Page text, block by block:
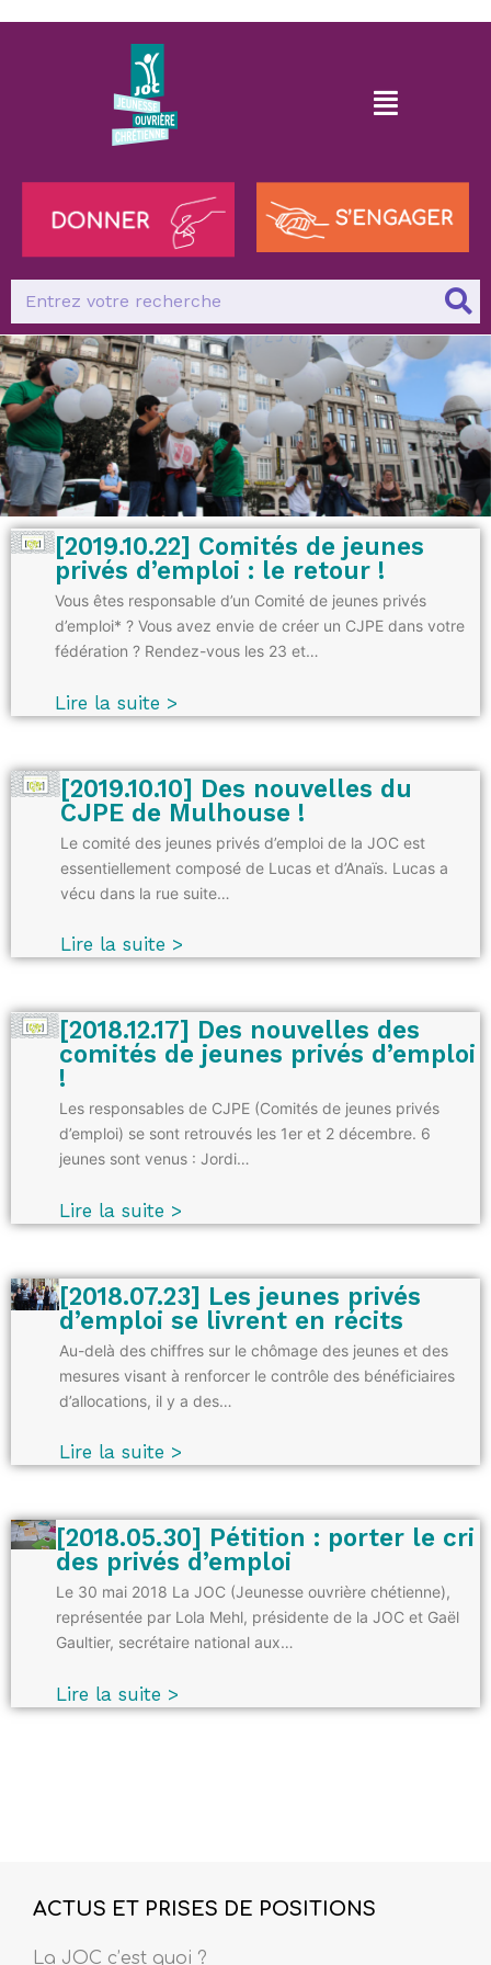
[2019.10.22] Comités de jeunes
privés d’emploi : le retour !
Vous êtes responsable d’un Comité de jeunes privés
d’emploi* ? Vous avez envie de créer un CJPE dans votre
fédération ? Rendez-vous les 23 et…
Lire la suite >
[2019.10.10] Des nouvelles du
CJPE de Mulhouse !
Le comité des jeunes privés d’emploi de la JOC est
essentiellement composé de Lucas et d’Anaïs. Lucas a
vécu dans la rue suite…
Lire la suite >
[2018.12.17] Des nouvelles des
comités de jeunes privés d’emploi
!
Les responsables de CJPE (Comités de jeunes privés
d’emploi) se sont retrouvés les 1er et 2 décembre. 6
jeunes sont venus : Jordi…
Lire la suite >
[2018.07.23] Les jeunes privés
d’emploi se livrent en récits
Au-delà des chiffres sur le chômage des jeunes et des
mesures visant à renforcer le contrôle des bénéficiaires
d’allocations, il y a des…
Lire la suite >
[2018.05.30] Pétition : porter le cri
des privés d’emploi
Le 30 mai 2018 La JOC (Jeunesse ouvrière chétienne),
représentée par Lola Mehl, présidente de la JOC et Gaël
Gaultier, secrétaire national aux…
Lire la suite >
ACTUS ET PRISES DE POSITIONS
La JOC c’est quoi ?